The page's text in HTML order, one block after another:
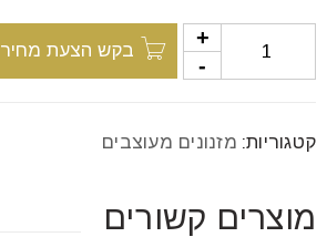
בקש הצעת מחיר
קטגוריות: מזנונים מעוצבים
מוצרים קשורים